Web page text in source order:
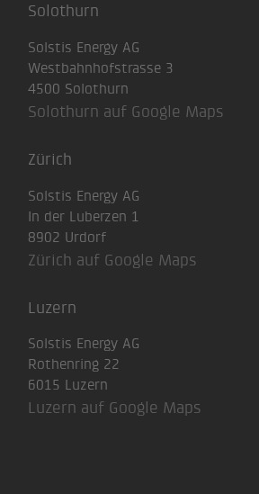
Solothurn
Solstis Energy AG
Westbahnhofstrasse 3
4500 Solothurn
Solothurn auf Google Maps
Zürich
Solstis Energy AG
In der Luberzen 1
8902 Urdorf
Zürich auf Google Maps
Luzern
Solstis Energy AG
Rothenring 22
6015 Luzern
Luzern auf Google Maps